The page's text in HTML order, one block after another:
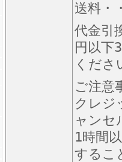
送料・
代金引
円以下
くださ
ご注意
クレジ
ャンセ
1時間
するこ